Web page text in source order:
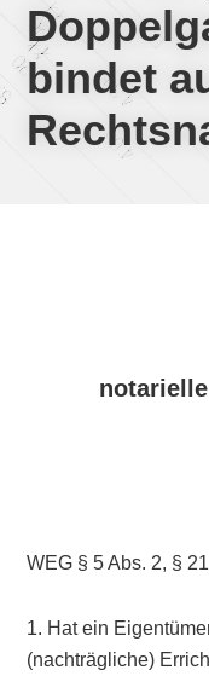
bindet
WEG § 5 Abs. 2, §
1. Hat ein
(nachträgliche)